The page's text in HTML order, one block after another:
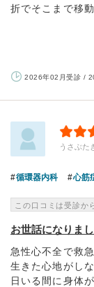
折でそこまで移
2026年02月受診 /
うさぶた
循環器内科 心筋
この口コミは受診か
お世話になりま
急性心不全で救
生きた心地がし
日いる間に身体